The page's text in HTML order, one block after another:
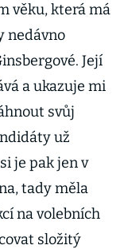
věku, která má
nedávno
Její
a ukazuje mi
svůj
už
je pak jen v
tady měla
na volebních
složitý